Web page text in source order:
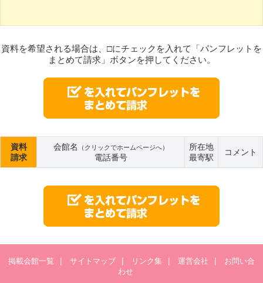
資料を希望される場合は、□にチェックを入れて「パンフレットを
まとめて請求」ボタンを押してください。
資料
請求
会館名 （クリックでホームページへ）
電話番号
所在地
最寄駅
コメント
掲載会館一覧 サイトマップ リンク集 運営会社
お問い合
わせ